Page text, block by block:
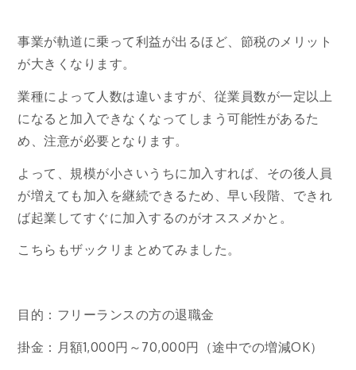
事業が軌道に乗って利益が出るほど、節税のメリット
が大きくなります。
業種によって人数は違いますが、従業員数が一定以上
になると加入できなくなってしまう可能性があるた
め、注意が必要となります。
よって、規模が小さいうちに加入すれば、その後人員
が増えても加入を継続できるため、早い段階、できれ
ば起業してすぐに加入するのがオススメかと。
こちらもザックリまとめてみました。
目的：フリーランスの方の退職金
掛金：月額1,000円～70,000円（途中での増減OK）